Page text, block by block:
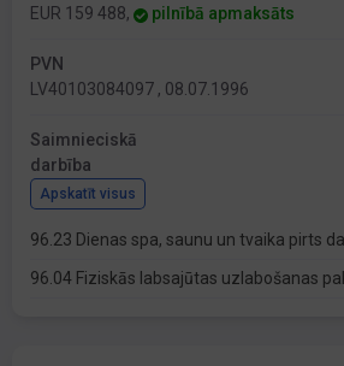
EUR 159 488,
pilnībā apmaksāts
PVN
LV40103084097 , 08.07.1996
Saimnieciskā
darbība
Apskatīt visus
96.23 Dienas spa, saunu un tvaika pirts
96.04 Fiziskās labsajūtas uzlabošanas